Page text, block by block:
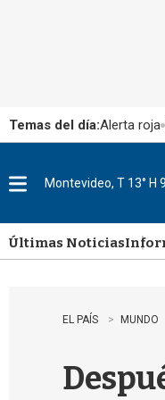
Temas del día:Alerta roja
u
Montevideo, T 13° H
Últimas Noticias
EL PAÍS MUNDO